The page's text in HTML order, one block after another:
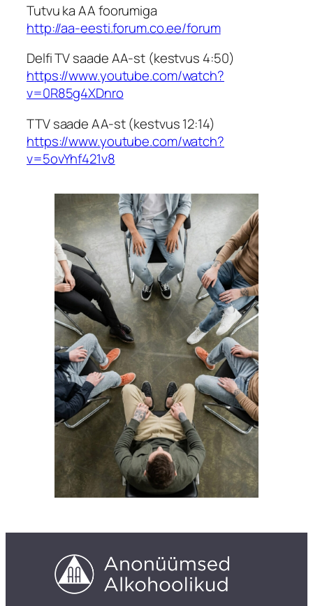
Tutvu ka AA foorumiga
http://aa-eesti.forum.co.ee/forum
Delfi TV saade AA-st (kestvus 4:50)
https://www.youtube.com/watch?
v=0R85g4XDnro
TTV saade AA-st (kestvus 12:14)
https://www.youtube.com/watch?
v=5ovYhf421v8